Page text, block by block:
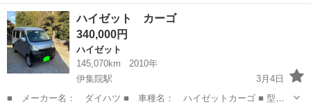
名： ダイハツ ■ 車種名： ミラ ■ グレード名： ＴＸ ５速マ
ニュアル・エアコン・パワステ・ローダウン・社外ＬＥＤヘッドライ
ト・オーディオレ...
鹿児島 日置市 ミラ
ハイゼット カーゴ
340,000円
ハイゼット
145,070km
2010年
伊集院駅
3月4日
■ メーカー名： ダイハツ ■ 車種名： ハイゼットカーゴ ■ 型番 :